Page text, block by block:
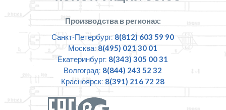
Производства в регионах:
Санкт-Петербург: 8(812) 603 59 90
Москва: 8(495) 021 30 01
Екатеринбург: 8(343) 305 00 31
Волгоград: 8(844) 243 52 32
Красноярск: 8(391) 216 72 28